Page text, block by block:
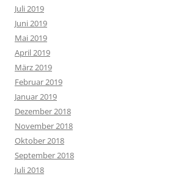
Juli 2019
Juni 2019
Mai 2019
April 2019
März 2019
Februar 2019
Januar 2019
Dezember 2018
November 2018
Oktober 2018
September 2018
Juli 2018